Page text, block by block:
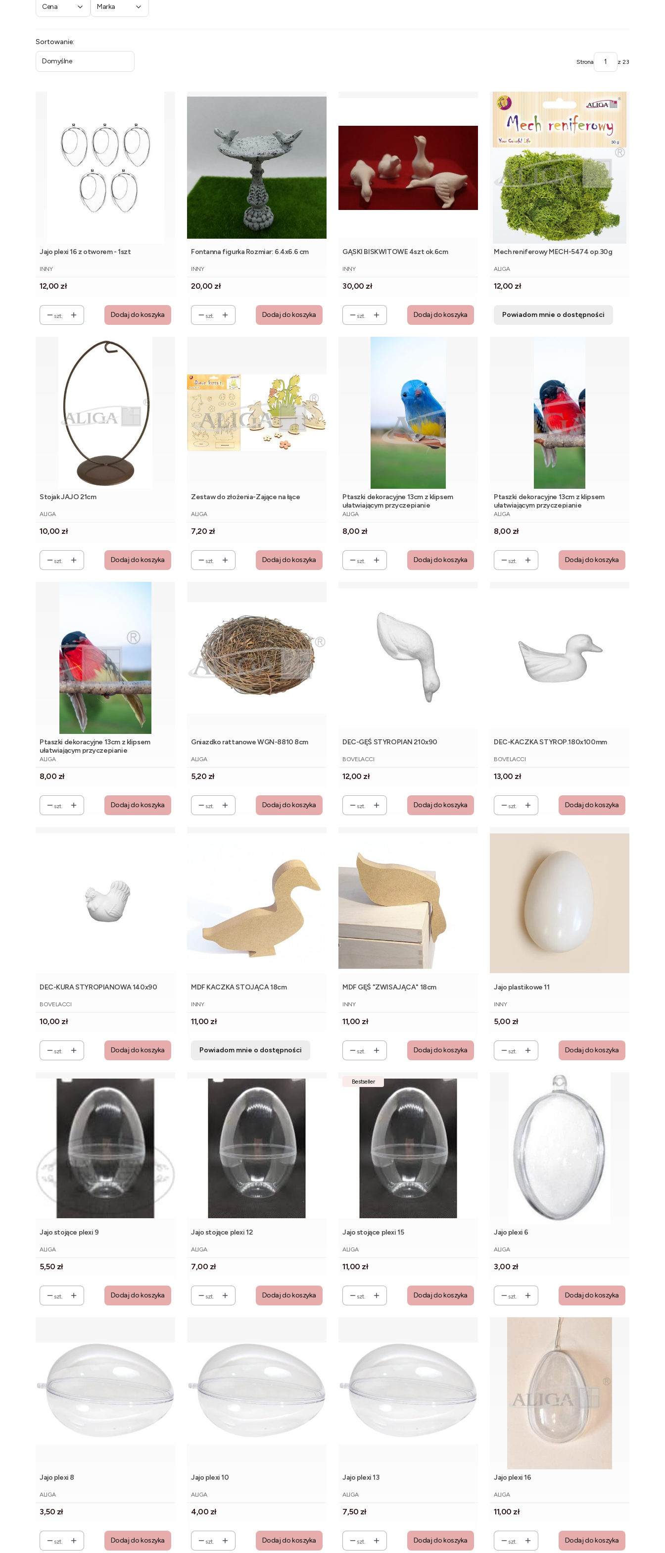
Cena Marka
Lista produktów
Sortowanie:
Domyślne Strona z 23
Jajo plexi 16 z otworem - 1szt
PRODUCENT
INNY
Cena
12,00 zł
szt. Dodaj do koszyka
Fontanna figurka Rozmiar: 6.4x6.6 cm
PRODUCENT
INNY
Cena
20,00 zł
szt. Dodaj do koszyka
GĄSKI BISKWITOWE 4szt ok.6cm
PRODUCENT
INNY
Cena
30,00 zł
szt. Dodaj do koszyka
Mech reniferowy MECH-5474 op.30g
PRODUCENT
ALIGA
Cena
12,00 zł
Powiadom mnie o dostępności
Stojak JAJO 21cm
PRODUCENT
ALIGA
Cena
10,00 zł
szt. Dodaj do koszyka
Zestaw do złożenia-Zające na łące
PRODUCENT
ALIGA
Cena
7,20 zł
szt. Dodaj do koszyka
Ptaszki dekoracyjne 13cm z klipsem
ułatwiającym przyczepianie
PRODUCENT
ALIGA
Cena
8,00 zł
szt. Dodaj do koszyka
Ptaszki dekoracyjne 13cm z klipsem
ułatwiającym przyczepianie
PRODUCENT
ALIGA
Cena
8,00 zł
szt. Dodaj do koszyka
Ptaszki dekoracyjne 13cm z klipsem
ułatwiającym przyczepianie
PRODUCENT
ALIGA
Cena
8,00 zł
szt. Dodaj do koszyka
Gniazdko rattanowe WGN-8810 8cm
PRODUCENT
ALIGA
Cena
5,20 zł
szt. Dodaj do koszyka
DEC-GĘŚ STYROPIAN 210x90
PRODUCENT
BOVELACCI
Cena
12,00 zł
szt. Dodaj do koszyka
DEC-KACZKA STYROP.180x100mm
PRODUCENT
BOVELACCI
Cena
13,00 zł
szt. Dodaj do koszyka
DEC-KURA STYROPIANOWA 140x90
PRODUCENT
BOVELACCI
Cena
10,00 zł
szt. Dodaj do koszyka
MDF KACZKA STOJĄCA 18cm
PRODUCENT
INNY
Cena
11,00 zł
Powiadom mnie o dostępności
MDF GĘŚ "ZWISAJĄCA" 18cm
PRODUCENT
INNY
Cena
11,00 zł
szt. Dodaj do koszyka
Jajo plastikowe 11
PRODUCENT
INNY
Cena
5,00 zł
szt. Dodaj do koszyka
Jajo stojące plexi 9
PRODUCENT
ALIGA
Cena
5,50 zł
szt. Dodaj do koszyka
Jajo stojące plexi 12
PRODUCENT
ALIGA
Cena
7,00 zł
szt. Dodaj do koszyka
Bestseller
Jajo stojące plexi 15
PRODUCENT
ALIGA
Cena
11,00 zł
szt. Dodaj do koszyka
Jajo plexi 6
PRODUCENT
ALIGA
Cena
3,00 zł
szt. Dodaj do koszyka
Jajo plexi 8
PRODUCENT
ALIGA
Cena
3,50 zł
szt. Dodaj do koszyka
Jajo plexi 10
PRODUCENT
ALIGA
Cena
4,00 zł
szt. Dodaj do koszyka
Jajo plexi 13
PRODUCENT
ALIGA
Cena
7,50 zł
szt. Dodaj do koszyka
Jajo plexi 16
PRODUCENT
ALIGA
Cena
11,00 zł
szt. Dodaj do koszyka